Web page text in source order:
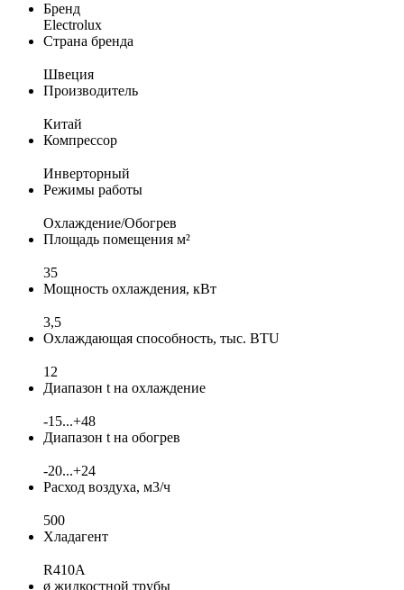
Бренд
Electrolux
Страна бренда
Швеция
Производитель
Китай
Компрессор
Инверторный
Режимы работы
Охлаждение/Обогрев
Площадь помещения м²
35
Мощность охлаждения, кВт
3,5
Охлаждающая способность, тыс. BTU
12
Диапазон t на охлаждение
-15...+48
Диапазон t на обогрев
-20...+24
Расход воздуха, м3/ч
500
Хладагент
R410A
ø жидкостной трубы